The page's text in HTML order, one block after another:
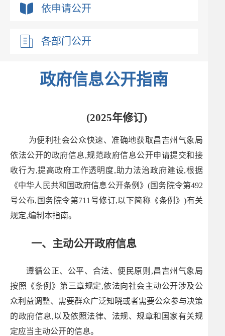
依申请公开
各部门公开
政府信息公开指南
(2025年修订)
为便利社会公众快速、准确地获取昌吉州气象局
依法公开的政府信息,规范政府信息公开申请提交和接
收行为,提高政府工作透明度,助力法治政府建设,根据
《中华人民共和国政府信息公开条例》(国务院令第492
号公布,国务院令第711号修订,以下简称《条例》)有关
规定,编制本指南。
一、主动公开政府信息
遵循公正、公平、合法、便民原则,昌吉州气象局
按照《条例》第三章规定,依法向社会主动公开涉及公
众利益调整、需要群众广泛知晓或者需要公众参与决策
的政府信息,以及依照法律、法规、规章和国家有关规
定应当主动公开的信息。